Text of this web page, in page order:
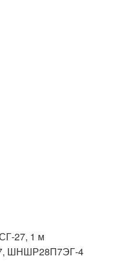
27, 1 м
ШНШР28П7ЭГ-4